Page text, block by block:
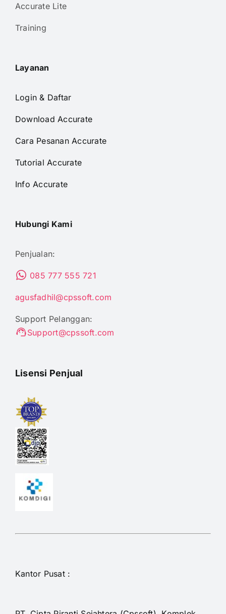
Accurate Lite
Training
Layanan
Login & Daftar
Download Accurate
Cara Pesanan Accurate
Tutorial Accurate
Info Accurate
Hubungi Kami
Penjualan:
085 777 555 721
agusfadhil@cpssoft.com
Support Pelanggan:
Support@cpssoft.com
Lisensi Penjual
Kantor Pusat :